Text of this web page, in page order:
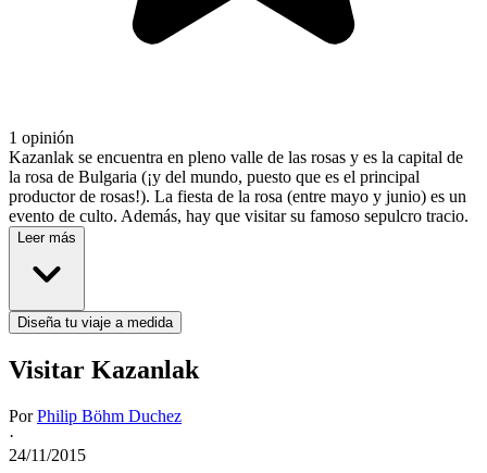
1 opinión
Kazanlak se encuentra en pleno valle de las rosas y es la capital de
la rosa de Bulgaria (¡y del mundo, puesto que es el principal
productor de rosas!). La fiesta de la rosa (entre mayo y junio) es un
evento de culto. Además, hay que visitar su famoso sepulcro tracio.
Leer más
Diseña tu viaje a medida
Visitar Kazanlak
PorPhilip Böhm Duchez
·
24/11/2015